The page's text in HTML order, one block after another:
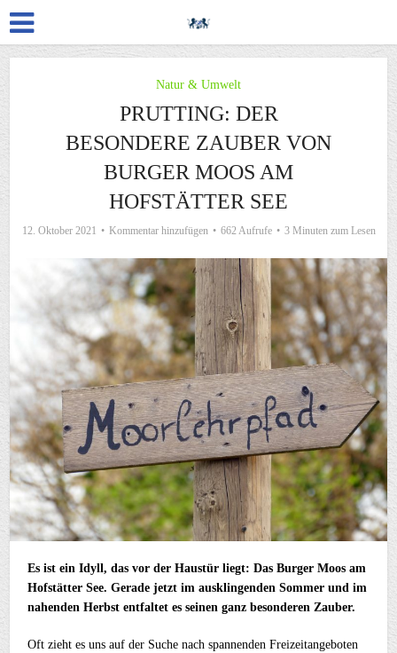
Natur & Umwelt
PRUTTING: DER
BESONDERE ZAUBER VON
BURGER MOOS AM
HOFSTÄTTER SEE
12. Oktober 2021 Kommentar hinzufügen 662 Aufrufe 3 Minuten zum Lesen
Es ist ein Idyll, das vor der Haustür liegt: Das Burger Moos am
Hofstätter See. Gerade jetzt im ausklingenden Sommer und im
nahenden Herbst entfaltet es seinen ganz besonderen Zauber.
Oft zieht es uns auf der Suche nach spannenden Freizeitangeboten